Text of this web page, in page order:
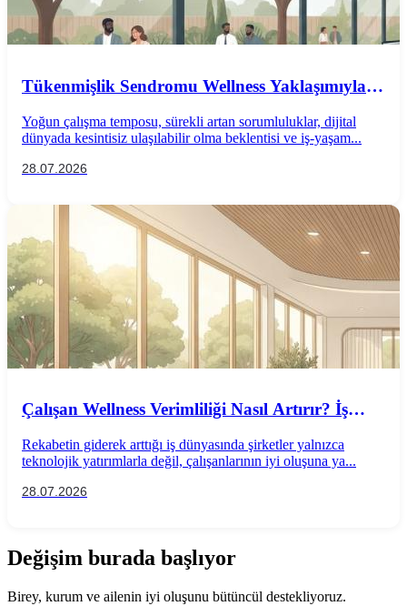
Tükenmişlik Sendromu Wellness Yaklaşımıyla
Yoğun çalışma temposu, sürekli artan sorumluluklar, dijital
dünyada kesintisiz ulaşılabilir olma beklentisi ve iş-yaşam...
28.07.2026
Çalışan Wellness Verimliliği Nasıl Artırır? İş
Uygulamaları
Rekabetin giderek arttığı iş dünyasında şirketler yalnızca
teknolojik yatırımlarla değil, çalışanlarının iyi oluşuna ya...
28.07.2026
Değişim burada başlıyor
Birey, kurum ve ailenin iyi oluşunu bütüncül destekliyoruz.